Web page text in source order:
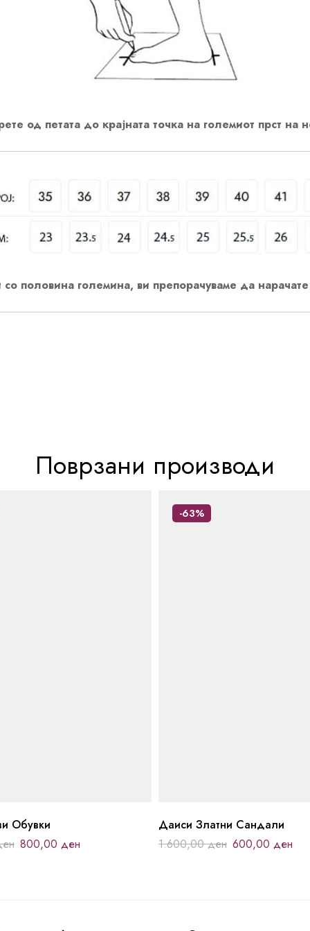
од петата до крајната точка на големиот прст на
половина големина, ви препорачуваме да
Поврзани производи
Обувки
800,00 ден
-63%
Даиси Златни Сандали
1.600,00ден 600,00 ден